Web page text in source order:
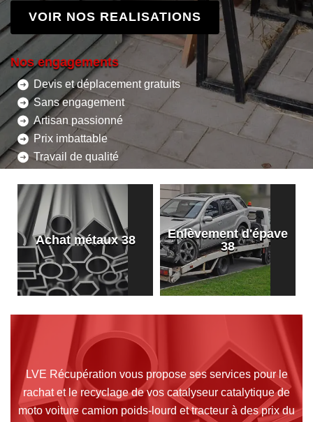
VOIR NOS REALISATIONS
Nos engagements
Devis et déplacement gratuits
Sans engagement
Artisan passionné
Prix imbattable
Travail de qualité
Achat métaux 38
Enlèvement d'épave
38
LVE Récupération vous propose ses services pour le
rachat et le recyclage de vos catalyseur catalytique de
moto voiture camion poids-lourd et tracteur à des prix du